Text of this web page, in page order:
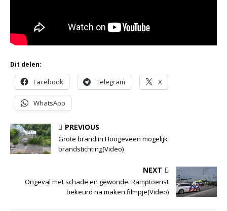
Dit delen:
Facebook Telegram X
WhatsApp
PREVIOUS
Grote brand in Hoogeveen mogelijk
brandstichting(Video)
NEXT
Ongeval met schade en gewonde. Ramptoerist
bekeurd na maken filmpje(Video)